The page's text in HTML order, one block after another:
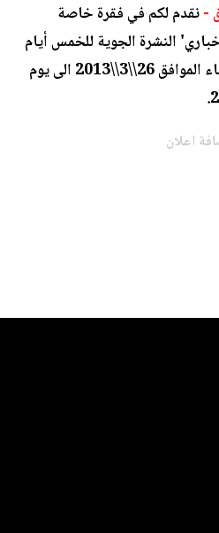
-نقدم لكم في فقرة خاصة
النشرة الجوية للخمس أيام
القادمة ابتداء من يوم الثلاثاء الموافق 26\\3\\2013 الى يوم
اعلان